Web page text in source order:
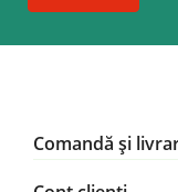
Comandă și